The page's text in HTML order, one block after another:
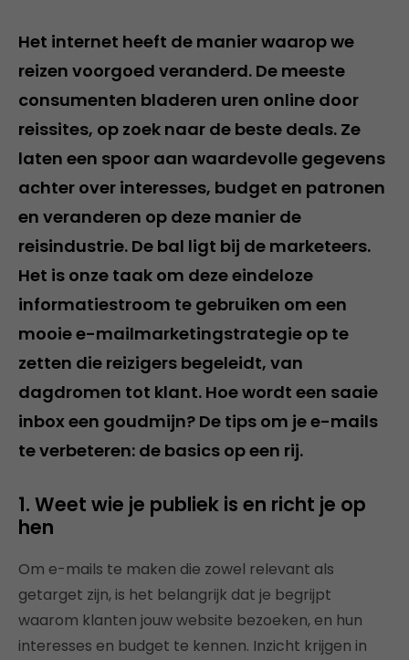
Het internet heeft de manier waarop we
reizen voorgoed veranderd. De meeste
consumenten bladeren uren online door
reissites, op zoek naar de beste deals. Ze
laten een spoor aan waardevolle gegevens
achter over interesses, budget en patronen
en veranderen op deze manier de
reisindustrie. De bal ligt bij de marketeers.
Het is onze taak om deze eindeloze
informatiestroom te gebruiken om een
mooie e-mailmarketingstrategie op te
zetten die reizigers begeleidt, van
dagdromen tot klant. Hoe wordt een saaie
inbox een goudmijn? De tips om je e-mails
te verbeteren: de basics op een rij.
1. Weet wie je publiek is en richt je op
hen
Om e-mails te maken die zowel relevant als
getarget zijn, is het belangrijk dat je begrijpt
waarom klanten jouw website bezoeken, en hun
interesses en budget te kennen. Inzicht krijgen in